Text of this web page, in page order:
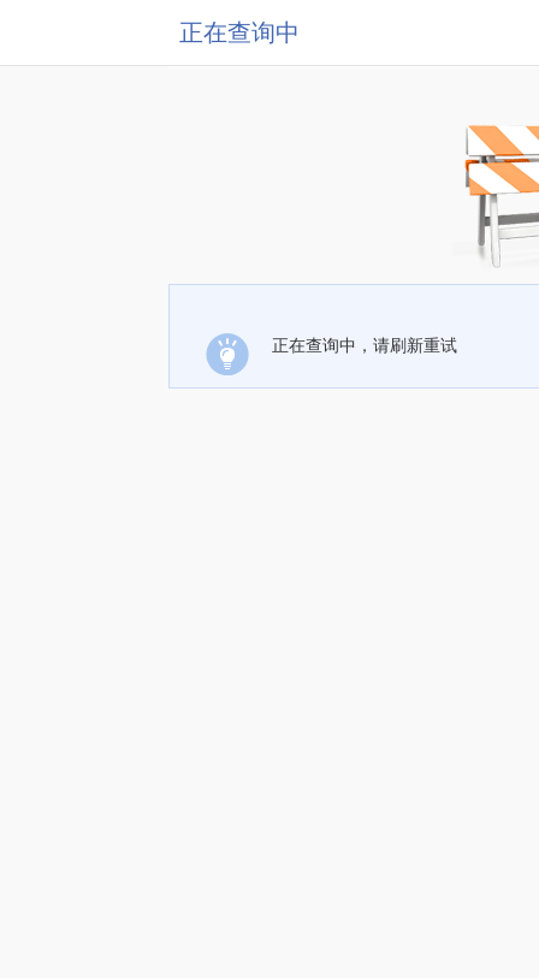
正在查询中
正在查询中，请刷新重试